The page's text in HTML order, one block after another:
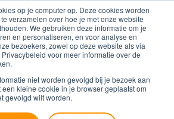
op je computer op. Deze cookies worden
verzamelen over hoe je met onze website
We gebruiken deze informatie om je
en personaliseren, en voor analyse en
bezoekers, zowel op deze website als via
voor meer informatie over de
niet worden gevolgd bij je bezoek aan
kleine cookie in je browser geplaatst om
gevolgd wilt worden.